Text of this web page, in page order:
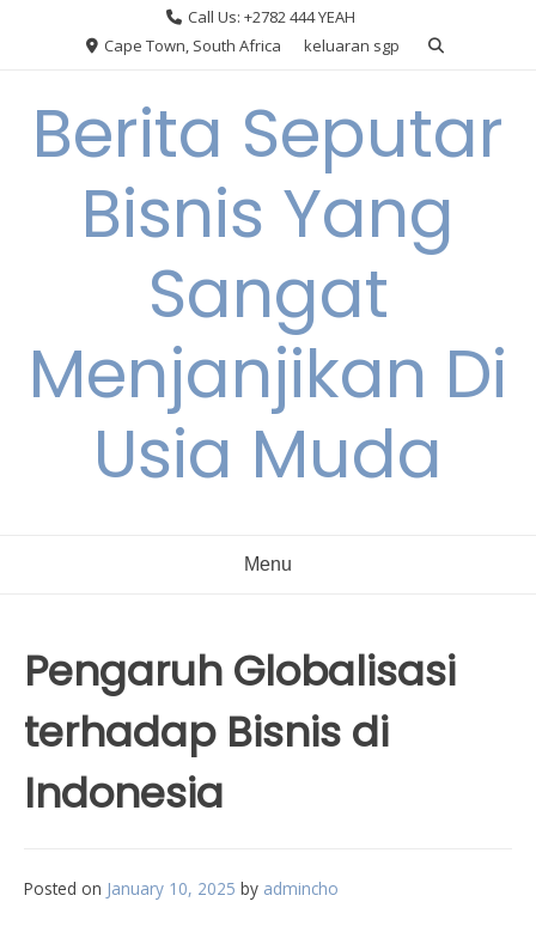
Call Us: +2782 444 YEAH
Cape Town, South Africa
keluaran sgp
Berita Seputar
Bisnis Yang
Sangat
Menjanjikan Di
Usia Muda
Menu
Pengaruh Globalisasi
terhadap Bisnis di
Indonesia
Posted on January 10, 2025 by admincho